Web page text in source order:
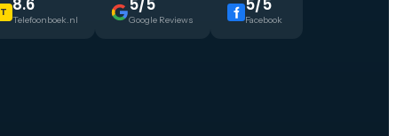
T 8.6
Telefoonboek.nl
5/5
Google Reviews
5/5
Facebook